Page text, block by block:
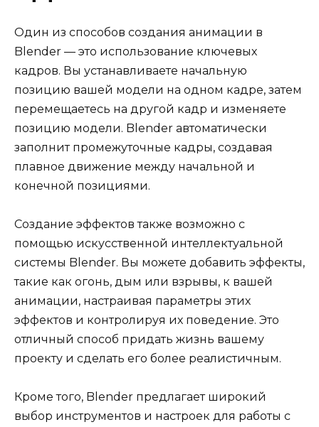
Один из способов создания анимации в
Blender — это использование ключевых
кадров. Вы устанавливаете начальную
позицию вашей модели на одном кадре, затем
перемещаетесь на другой кадр и изменяете
позицию модели. Blender автоматически
заполнит промежуточные кадры, создавая
плавное движение между начальной и
конечной позициями.
Создание эффектов также возможно с
помощью искусственной интеллектуальной
системы Blender. Вы можете добавить эффекты,
такие как огонь, дым или взрывы, к вашей
анимации, настраивая параметры этих
эффектов и контролируя их поведение. Это
отличный способ придать жизнь вашему
проекту и сделать его более реалистичным.
Кроме того, Blender предлагает широкий
выбор инструментов и настроек для работы с